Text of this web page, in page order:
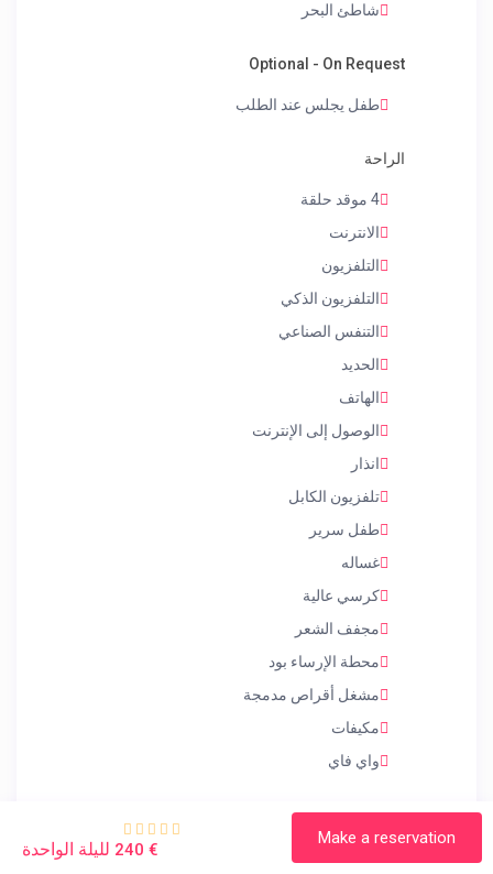
شاطئ البحر
Optional - On Request
طفل يجلس عند الطلب
الراحة
4 موقد حلقة
الانترنت
التلفزيون
التلفزيون الذكي
التنفس الصناعي
الحديد
الهاتف
الوصول إلى الإنترنت
انذار
تلفزيون الكابل
طفل سرير
غساله
كرسي عالية
مجفف الشعر
محطة الإرساء بود
مشغل أقراص مدمجة
مكيفات
واي فاي
€ 240 لليلة الواحدة
Make a reservation